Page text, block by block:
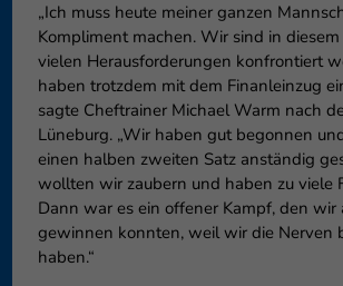
„Ich muss heute meiner ganzen
Kompliment machen. Wir sind in diesem
vielen Herausforderungen konfrontiert
haben trotzdem mit dem Finanleinzug
sagte Cheftrainer Michael Warm nach
Lüneburg. „Wir haben gut begonnen
einen halben zweiten Satz anständig
wollten wir zaubern und haben zu viele
Dann war es ein offener Kampf, den wir
gewinnen konnten, weil wir die Nerven
haben.“